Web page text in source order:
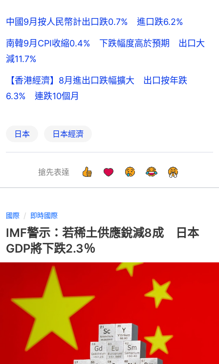
中國9月按人民幣計出口跌0.7% 進口跌6.2%
南韓9月CPI收縮0.4% 下跌幅度高於預期 出口大
減11.7%
【香港經濟】8月進出口跌幅擴大 出口按年跌
6.3% 連跌10個月
日本 日本經濟
搶先表達
國際 即時國際
IMF警示：若稀土供應銳減8成 日本
GDP將下跌2.3％